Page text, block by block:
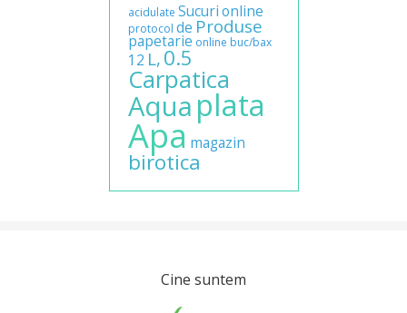
acidulate Sucurionline
protocol de Produse
papetarie online buc/bax
12 L,0.5
Carpatica
Aqua plata
Apa magazin
birotica
Cine suntem